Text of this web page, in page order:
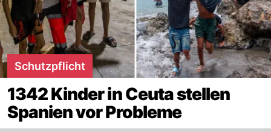
Schutzpflicht
1342 Kinder in Ceuta stellen
Spanien vor Probleme